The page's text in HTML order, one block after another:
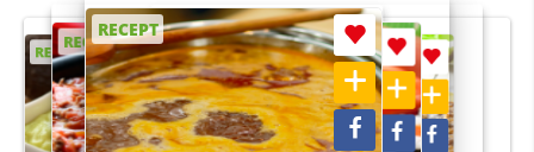
RECEPT
RECEPT
RECEPT
RECEPT
RECEPT